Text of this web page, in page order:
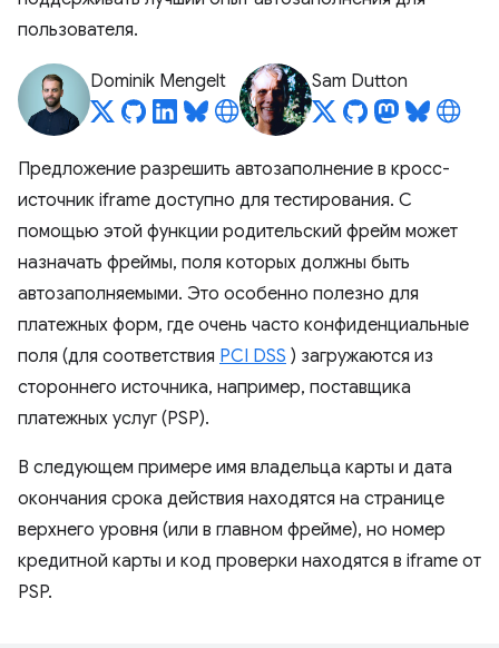
пользователя.
Dominik Mengelt Sam Dutton
Предложение разрешить автозаполнение в кросс-
источник iframe доступно для тестирования. С
помощью этой функции родительский фрейм может
назначать фреймы, поля которых должны быть
автозаполняемыми. Это особенно полезно для
платежных форм, где очень часто конфиденциальные
поля (для соответствия PCI DSS ) загружаются из
стороннего источника, например, поставщика
платежных услуг (PSP).
В следующем примере имя владельца карты и дата
окончания срока действия находятся на странице
верхнего уровня (или в главном фрейме), но номер
кредитной карты и код проверки находятся в iframe от
PSP.